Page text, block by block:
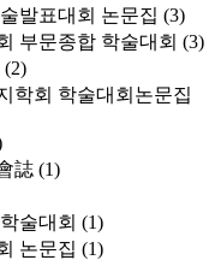
발표대회 논문집 (3)
부문종합 학술대회 (3)
(2)
학회 학술대회논문집
誌 (1)
술대회 (1)
논문집 (1)